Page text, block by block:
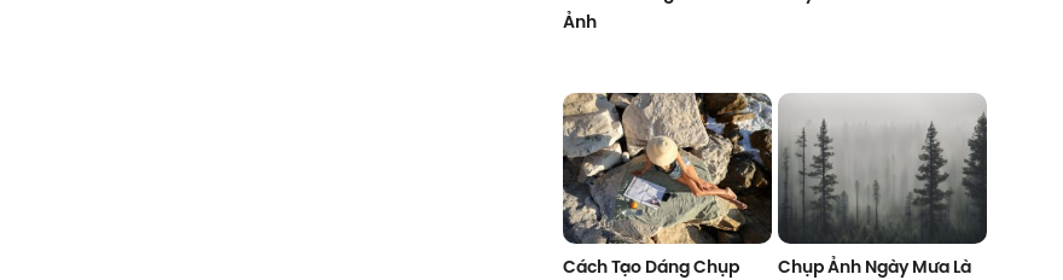
Ảnh
Cách Tạo Dáng Chụp
Chụp Ảnh Ngày Mưa Là